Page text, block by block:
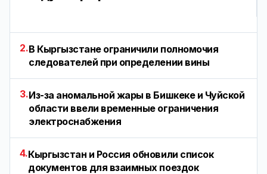
2.В Кыргызстане ограничили полномочия
следователей при определении вины
3.Из-за аномальной жары в Бишкеке и Чуйской
области ввели временные ограничения
электроснабжения
4.Кыргызстан и Россия обновили список
документов для взаимных поездок